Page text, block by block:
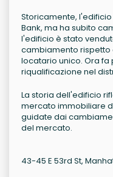
Storicamente,
Bank, ma ha subito
l'edificio è stato
cambiamento rispetto
locatario unico. Ora
riqualificazione nel
La storia dell'edificio
mercato immobiliare
guidate dai
del mercato.
43-45 E 53rd St,